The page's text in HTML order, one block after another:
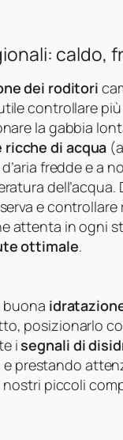
caldo,
dei roditori
controllare
la gabbia
di acqua
fredde e a
dell’acqua.
e
attenta in ogni
ottimale.
buona
posizionarlo
isegnali di
prestando
nostri piccoli